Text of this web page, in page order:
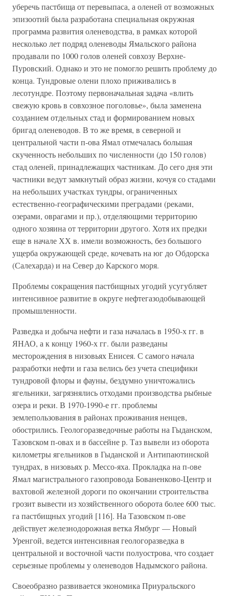
уберечь пастбища от перевыпаса, а оленей от возможных
эпизоотий была разработана специальная окружная
программа развития оленеводства, в рамках которой
несколько лет подряд оленеводы Ямальского района
продавали по 1000 голов оленей совхозу Верхне-
Пуровский. Однако и это не помогло решить проблему до
конца. Тундровые олени плохо приживались в
лесотундре. Поэтому первоначальная задача «влить
свежую кровь в совхозное поголовье», была заменена
созданием отдельных стад и формированием новых
бригад оленеводов. В то же время, в северной и
центральной части п-ова Ямал отмечалась большая
скученность небольших по численности (до 150 голов)
стад оленей, принадлежащих частникам. До сего дня эти
частники ведут замкнутый образ жизни, кочуя со стадами
на небольших участках тундры, ограниченных
естественно-географическими преградами (реками,
озерами, оврагами и пр.), отделяющими территорию
одного хозяина от территории другого. Хотя их предки
еще в начале ХХ в. имели возможность, без большого
ущерба окружающей среде, кочевать на юг до Обдорска
(Салехарда) и на Север до Карского моря.
Проблемы сокращения пастбищных угодий усугубляет
интенсивное развитие в округе нефтегазодобывающей
промышленности.
Разведка и добыча нефти и газа началась в 1950-х гг. в
ЯНАО, а к концу 1960-х гг. были разведаны
месторождения в низовьях Енисея. С самого начала
разработки нефти и газа велись без учета специфики
тундровой флоры и фауны, бездумно уничтожались
ягельники, загрязнялись отходами производства рыбные
озера и реки. В 1970-1990-е гг. проблемы
землепользования в районах проживания ненцев,
обострились. Геологоразведочные работы на Гыданском,
Тазовском п-овах и в бассейне р. Таз вывели из оборота
километры ягельников в Гыданской и Антипаютинской
тундрах, в низовьях р. Мессо-яха. Прокладка на п-ове
Ямал магистрального газопровода Бованенково-Центр и
вахтовой железной дороги по окончании строительства
грозит вывести из хозяйственного оборота более 600 тыс.
га пастбищных угодий [116]. На Тазовском п-ове
действует железнодорожная ветка Ямбург — Новый
Уренгой, ведется интенсивная геологоразведка в
центральной и восточной части полуострова, что создает
серьезные проблемы у оленеводов Надымского района.
Своеобразно развивается экономика Приуральского